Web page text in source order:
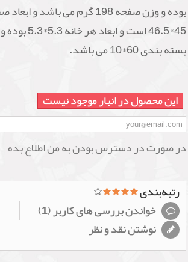
بوده و وزن صفحه 198 گرم می باشد و
45*46.5 است و ابعاد هر
بسته بندی 60*10 می باشد.
این محصول در انبار موجود نیست
در صورت در دسترس بودن به من اطلاع بده
رتبه‌بندی
خواندن بررسی های کاربر (1
)
نوشتن نقد و نظر